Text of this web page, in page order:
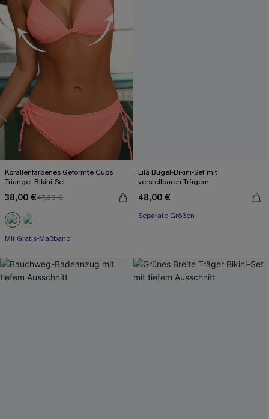
Korallenfarbenes Geformte Cups
Triangel-Bikini-Set
38,00 €47,00 €
Mit Gratis-Maßband
Lila Bügel-Bikini-Set mit
verstellbaren Trägern
48,00 €
Separate Größen